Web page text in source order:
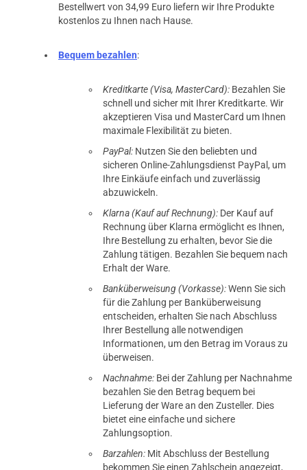
Bestellwert von 34,99 Euro liefern wir Ihre Produkte
kostenlos zu Ihnen nach Hause.
Bequem bezahlen:
Kreditkarte (Visa, MasterCard): Bezahlen Sie
schnell und sicher mit Ihrer Kreditkarte. Wir
akzeptieren Visa und MasterCard um Ihnen
maximale Flexibilität zu bieten.
PayPal: Nutzen Sie den beliebten und
sicheren Online-Zahlungsdienst PayPal, um
Ihre Einkäufe einfach und zuverlässig
abzuwickeln.
Klarna (Kauf auf Rechnung): Der Kauf auf
Rechnung über Klarna ermöglicht es Ihnen,
Ihre Bestellung zu erhalten, bevor Sie die
Zahlung tätigen. Bezahlen Sie bequem nach
Erhalt der Ware.
Banküberweisung (Vorkasse):Wenn Sie sich
für die Zahlung per Banküberweisung
entscheiden, erhalten Sie nach Abschluss
Ihrer Bestellung alle notwendigen
Informationen, um den Betrag im Voraus zu
überweisen.
Nachnahme: Bei der Zahlung per Nachnahme
bezahlen Sie den Betrag bequem bei
Lieferung der Ware an den Zusteller. Dies
bietet eine einfache und sichere
Zahlungsoption.
Barzahlen: Mit Abschluss der Bestellung
bekommen Sie einen Zahlschein angezeigt,